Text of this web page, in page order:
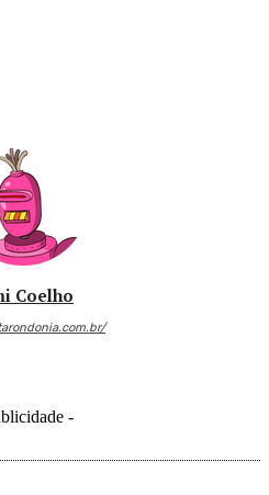
Coelho
-